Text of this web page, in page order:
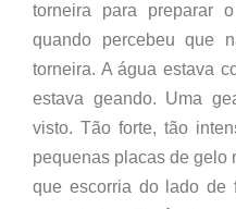
torneira para preparar
quando percebeu que
torneira. A água estava
estava geando. Uma
visto. Tão forte, tão
pequenas placas de gelo
que escorria do lado de